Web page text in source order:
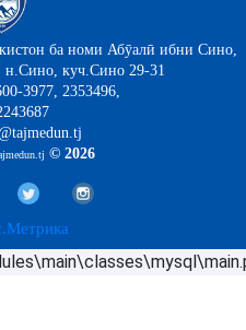
ба номи Абӯалӣ ибни Сино,
куч.Сино 29-31
3977, 2353496,
© 2026